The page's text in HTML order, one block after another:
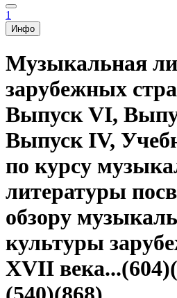
1
Инфо
Музыкальная
зарубежных
Выпуск VI,
Выпуск IV,
по курсу
литературы
обзору
культуры
XVII